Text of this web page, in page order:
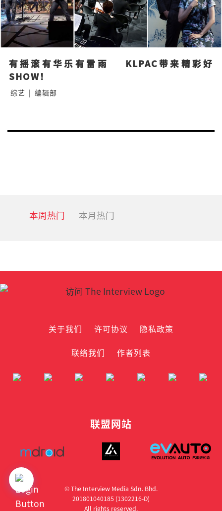
有摇滚有华乐有雷雨    KLPAC带来精彩好
SHOW！
综艺 | 编辑部
本周热门 本月热门
关于我们 许可协议
隐私政策
联络我们
作者列表
联盟网站
© The Interview Media Sdn. Bhd.
201801040185 (1302216­-D)
All rights reserved.